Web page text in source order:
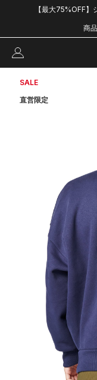
【最大75%OFF
商
SALE
直営限定